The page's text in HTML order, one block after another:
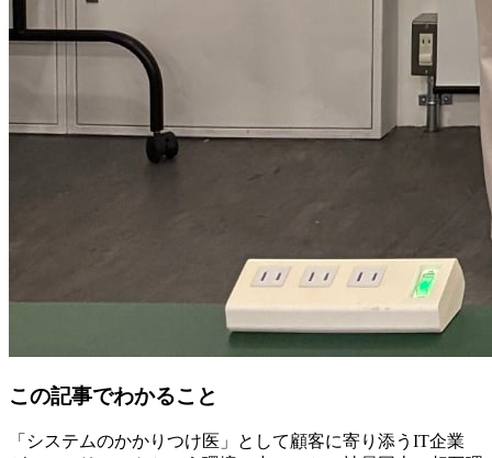
この記事でわかること
「システムのかかりつけ医」として顧客に寄り添うIT企業